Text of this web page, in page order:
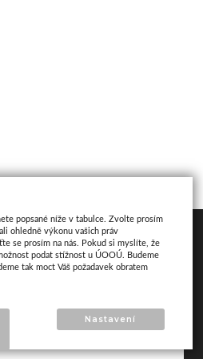
popsané níže v tabulce. Zvolte prosím
ohledně výkonu vašich práv
se prosím na nás. Pokud si myslíte, že
podat stížnost u ÚOOÚ. Budeme
tak moct Váš požadavek obratem
Nastavení